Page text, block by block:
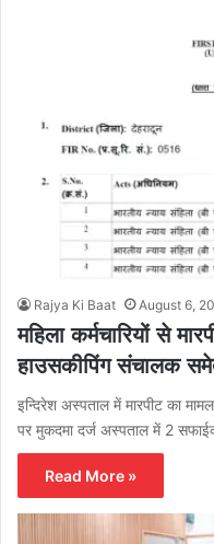
Rajya Ki Baat August 6,
महिला कर्मचारियों से
हाउसकीपिंग संचालक
इन्दिरेश अस्पताल में मारपीट का
पर मुकदमा दर्ज अस्पताल में 2
Read More »